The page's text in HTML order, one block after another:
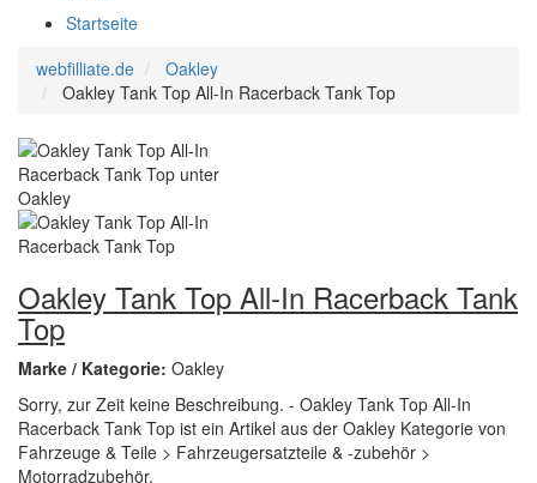
Startseite
webfilliate.de
Oakley
Oakley Tank Top All-In Racerback Tank Top
Oakley Tank Top All-In Racerback Tank
Top
Marke / Kategorie: Oakley
Sorry, zur Zeit keine Beschreibung. - Oakley Tank Top All-In
Racerback Tank Top ist ein Artikel aus der Oakley Kategorie von
Fahrzeuge & Teile > Fahrzeugersatzteile & -zubehör >
Motorradzubehör.